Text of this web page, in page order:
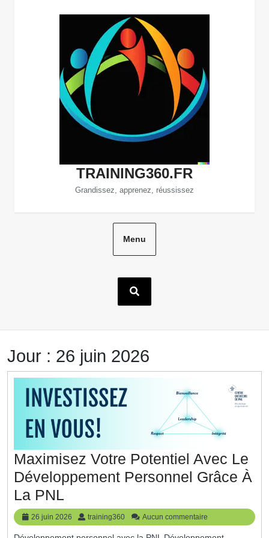
TRAINING360.FR
Grandissez, apprenez, réussissez
Menu
Jour : 26 juin 2026
Maximisez Votre Potentiel Avec Le
Développement Personnel Grâce À
La PNL
Votre
Potentiel
26 juin 2026
26
juin
training360 training360
Aucun commentaire